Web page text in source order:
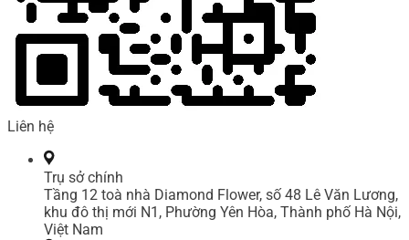
Liên hệ
Trụ sở chính
Tầng 12 toà nhà Diamond Flower, số 48 Lê Văn Lương,
khu đô thị mới N1, Phường Yên Hòa, Thành phố Hà Nội,
Việt Nam